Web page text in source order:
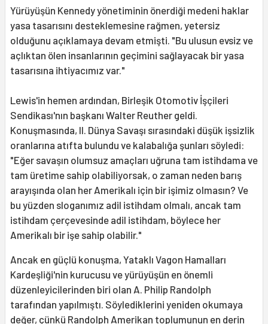
Yürüyüşün Kennedy yönetiminin önerdiği medeni haklar
yasa tasarısını desteklemesine rağmen, yetersiz
olduğunu açıklamaya devam etmişti. "Bu ulusun evsiz ve
açlıktan ölen insanlarının geçimini sağlayacak bir yasa
tasarısına ihtiyacımız var."
Lewis'in hemen ardından, Birleşik Otomotiv İşçileri
Sendikası'nın başkanı Walter Reuther geldi.
Konuşmasında, II. Dünya Savaşı sırasındaki düşük işsizlik
oranlarına atıfta bulundu ve kalabalığa şunları söyledi:
"Eğer savaşın olumsuz amaçları uğruna tam istihdama ve
tam üretime sahip olabiliyorsak, o zaman neden barış
arayışında olan her Amerikalı için bir işimiz olmasın? Ve
bu yüzden sloganımız adil istihdam olmalı, ancak tam
istihdam çerçevesinde adil istihdam, böylece her
Amerikalı bir işe sahip olabilir."
Ancak en güçlü konuşma, Yataklı Vagon Hamalları
Kardeşliği'nin kurucusu ve yürüyüşün en önemli
düzenleyicilerinden biri olan A. Philip Randolph
tarafından yapılmıştı. Söylediklerini yeniden okumaya
değer, çünkü Randolph Amerikan toplumunun en derin